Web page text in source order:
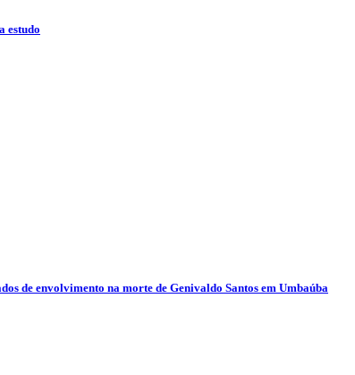
estudo
de envolvimento na morte de Genivaldo Santos em Umbaúba